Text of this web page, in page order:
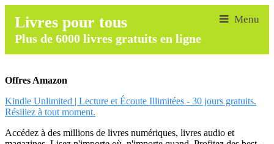
Livres pour tous
Plus de 6000 livres gratuits en ligne
Offres Amazon
Kindle Unlimited | Lecture et Écoute Illimitées - 30 jours gratuits.
Résiliez à tout moment.
Accédez à des millions de livres numériques, livres audio et